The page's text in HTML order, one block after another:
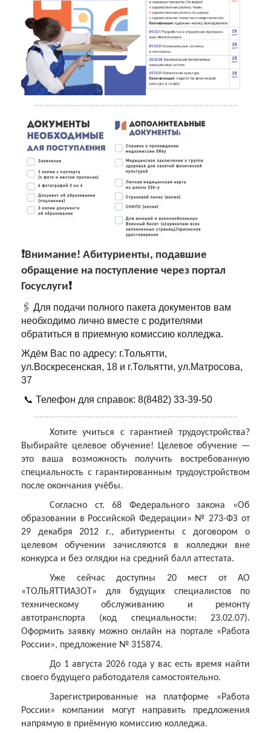
❗️Внимание! Абитуриенты, подавшие
обращение на поступление через портал
Госуслуги❗️
🖇️ Для подачи полного пакета документов вам
необходимо лично вместе с родителями
обратиться в приемную комиссию колледжа.
Ждём Вас по адресу: г.Тольятти,
ул.Воскресенская, 18 и г.Тольятти, ул.Матросова,
37
📞 Телефон для справок: 8(8482) 33-39-50
Хотите учиться с гарантией трудоустройства?
Выбирайте целевое обучение! Целевое обучение —
это ваша возможность получить востребованную
специальность с гарантированным трудоустройством
после окончания учёбы.
Согласно ст. 68 Федерального закона «Об
образовании в Российской Федерации» № 273-ФЗ от
29 декабря 2012 г., абитуриенты с договором о
целевом обучении зачисляются в колледжи вне
конкурса и без оглядки на средний балл аттестата.
Уже сейчас доступны 20 мест от АО
«ТОЛЬЯТТИАЗОТ» для будущих специалистов по
техническому обслуживанию и ремонту
автотранспорта (код специальности: 23.02.07).
Оформить заявку можно онлайн на портале «Работа
России», предложение № 315874.
До 1 августа 2026 года у вас есть время найти
своего будущего работодателя самостоятельно.
Зарегистрированные на платформе «Работа
России» компании могут направить предложения
напрямую в приёмную комиссию колледжа.